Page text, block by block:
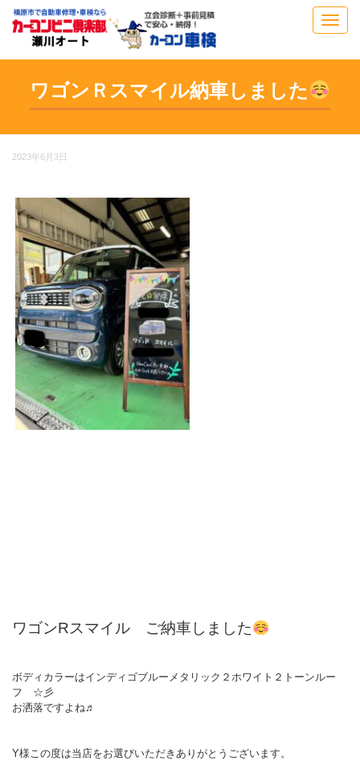
ワゴンＲスマイル納車しました
2023年6月3日
ワゴンRスマイル ご納車しました
ボディカラーはインディゴブルーメタリック２ホワイト２トーンルー
フ ☆彡
お洒落ですよね♬
Y様この度は当店をお選びいただきありがとうございます。